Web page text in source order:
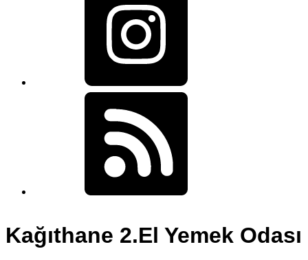
Kağıthane 2.El Yemek Odası